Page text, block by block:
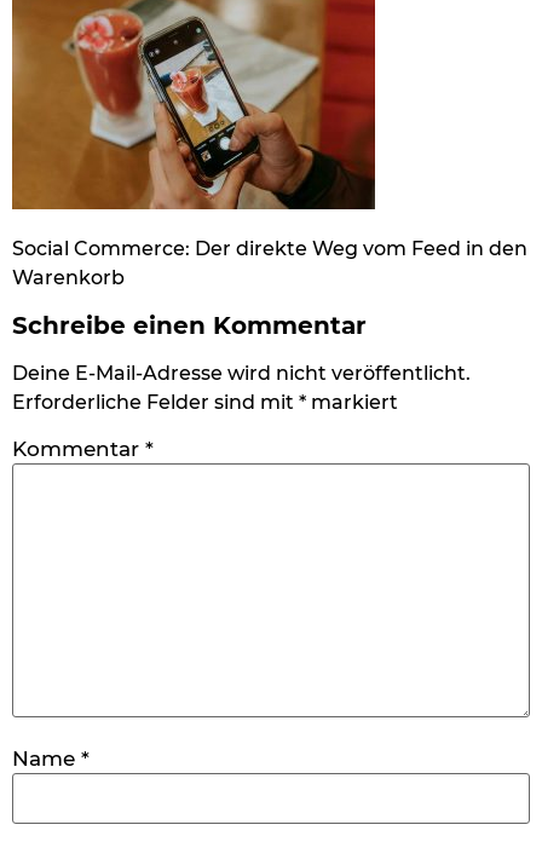
Social Commerce: Der direkte Weg vom Feed in den
Warenkorb
Schreibe einen Kommentar
Deine E-Mail-Adresse wird nicht veröffentlicht.
Erforderliche Felder sind mit * markiert
Kommentar *
Name *